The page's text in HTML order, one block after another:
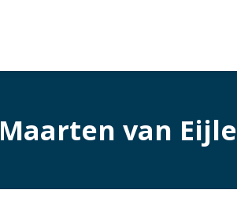
Maarten van Eijle